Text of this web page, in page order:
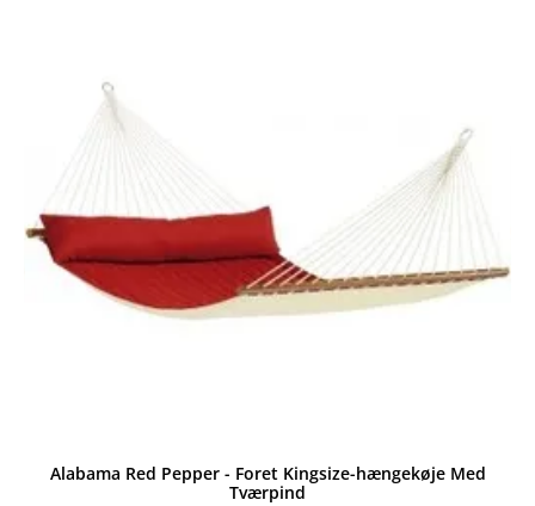
Alabama Red Pepper - Foret Kingsize-hængekøje Med
Tværpind